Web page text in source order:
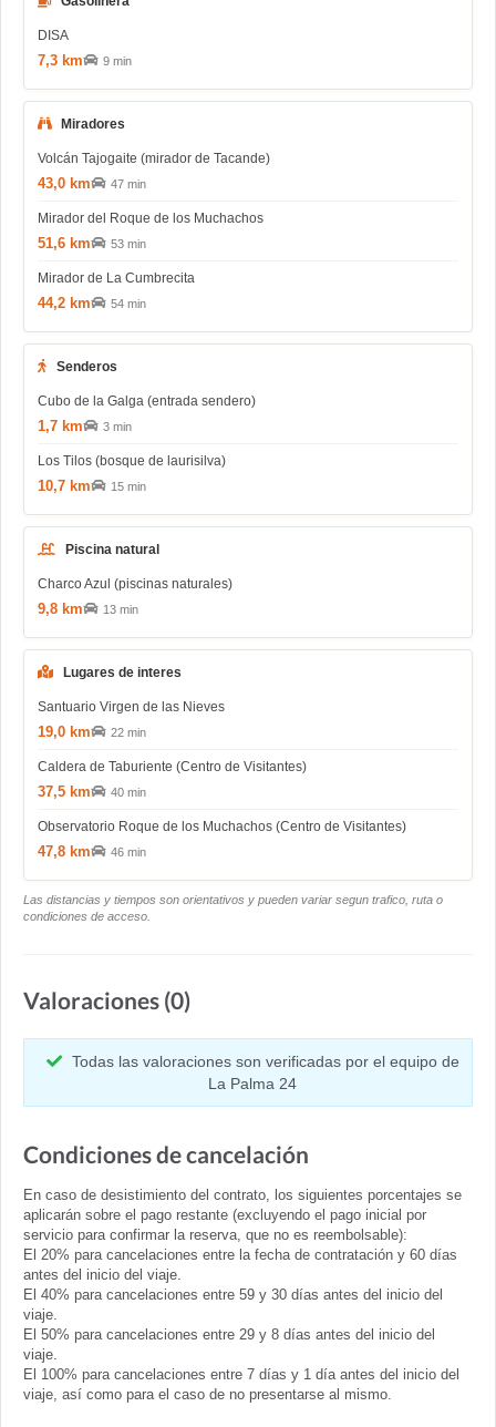
DISA
7,3 km 9 min
Miradores
Volcán Tajogaite (mirador de Tacande)
43,0 km 47 min
Mirador del Roque de los Muchachos
51,6 km 53 min
Mirador de La Cumbrecita
44,2 km 54 min
Senderos
Cubo de la Galga (entrada sendero)
1,7 km 3 min
Los Tilos (bosque de laurisilva)
10,7 km 15 min
Piscina natural
Charco Azul (piscinas naturales)
9,8 km 13 min
Lugares de interes
Santuario Virgen de las Nieves
19,0 km 22 min
Caldera de Taburiente (Centro de Visitantes)
37,5 km 40 min
Observatorio Roque de los Muchachos (Centro de Visitantes)
47,8 km 46 min
Las distancias y tiempos son orientativos y pueden variar segun trafico, ruta o
condiciones de acceso.
Valoraciones (0)
Todas las valoraciones son verificadas por el equipo de
La Palma 24
Condiciones de cancelación
En caso de desistimiento del contrato, los siguientes porcentajes se
aplicarán sobre el pago restante (excluyendo el pago inicial por
servicio para confirmar la reserva, que no es reembolsable):
El 20% para cancelaciones entre la fecha de contratación y 60 días
antes del inicio del viaje.
El 40% para cancelaciones entre 59 y 30 días antes del inicio del
viaje.
El 50% para cancelaciones entre 29 y 8 días antes del inicio del
viaje.
El 100% para cancelaciones entre 7 días y 1 día antes del inicio del
viaje, así como para el caso de no presentarse al mismo.